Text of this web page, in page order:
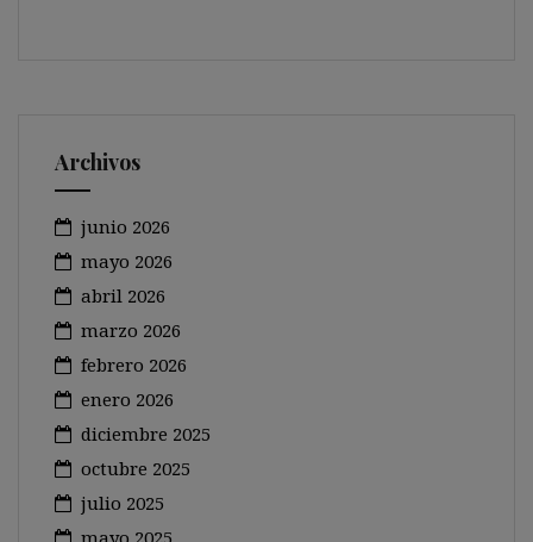
Archivos
junio 2026
mayo 2026
abril 2026
marzo 2026
febrero 2026
enero 2026
diciembre 2025
octubre 2025
julio 2025